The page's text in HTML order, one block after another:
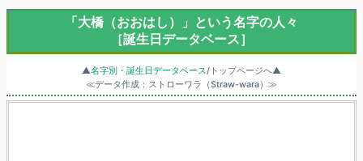
「大橋（おおはし）」という名字の人々
［誕生日データベース］
▲名字別・誕生日データベース/トップページへ▲
≪データ作成：ストローワラ（Straw-wara）≫